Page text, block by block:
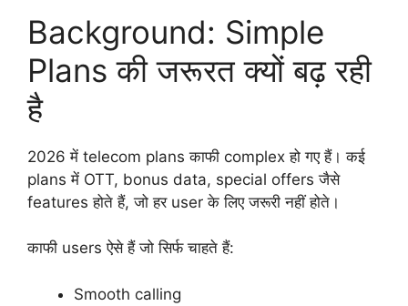
Background: Simple
Plans की जरूरत क्यों बढ़ रही
है
2026 में telecom plans काफी complex हो गए हैं। कई
plans में OTT, bonus data, special offers जैसे
features होते हैं, जो हर user के लिए जरूरी नहीं होते।
काफी users ऐसे हैं जो सिर्फ चाहते हैं:
Smooth calling